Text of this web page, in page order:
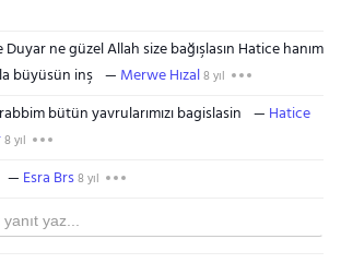
Duyar ne güzel Allah size bağışlasın Hatice hanım
büyüsün inş
Merwe Hızal8 yıl
bütün yavrularımızı bagislasin
Hatice
8 yıl
Esra Brs8 yıl